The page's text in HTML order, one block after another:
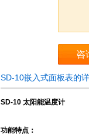
咨
SD-10嵌入式面板表的
SD-10 太阳能温度计
功能特点：